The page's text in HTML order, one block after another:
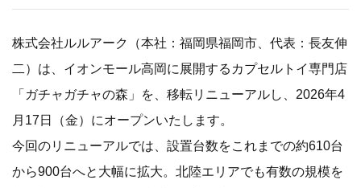
株式会社ルルアーク（本社：福岡県福岡市、代表：長友伸
二）は、イオンモール高岡に展開するカプセルトイ専門店
「ガチャガチャの森」を、移転リニューアルし、2026年4
月17日（金）にオープンいたします。
今回のリニューアルでは、設置台数をこれまでの約610台
から900台へと大幅に拡大。北陸エリアでも有数の規模を